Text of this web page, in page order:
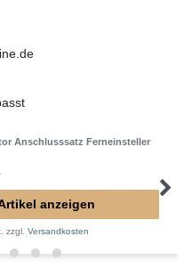
Anschlusssatz Ferneinsteller
anzeigen
zzgl.Versandkosten